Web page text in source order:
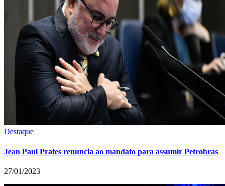
Destaque
Jean Paul Prates renuncia ao mandato para assumir Petrobras
27/01/2023